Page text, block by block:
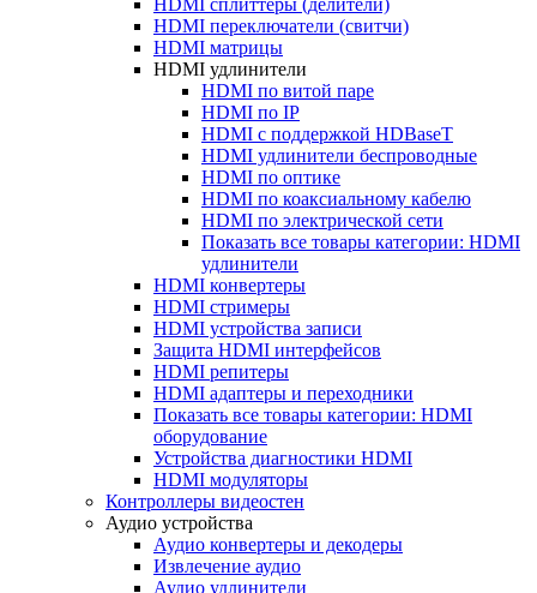
HDMI переключатели (свитчи)
HDMI матрицы
HDMI удлинители
HDMI по витой паре
HDMI по IP
HDMI с поддержкой HDBaseT
HDMI удлинители беспроводные
HDMI по оптике
HDMI по коаксиальному кабелю
HDMI по электрической сети
Показать все товары категории: HDMI
удлинители
HDMI конвертеры
HDMI стримеры
HDMI устройства записи
Защита HDMI интерфейсов
HDMI репитеры
HDMI адаптеры и переходники
Показать все товары категории: HDMI
оборудование
Устройства диагностики HDMI
HDMI модуляторы
Контроллеры видеостен
Аудио устройства
Аудио конвертеры и декодеры
Извлечение аудио
Аудио удлинители